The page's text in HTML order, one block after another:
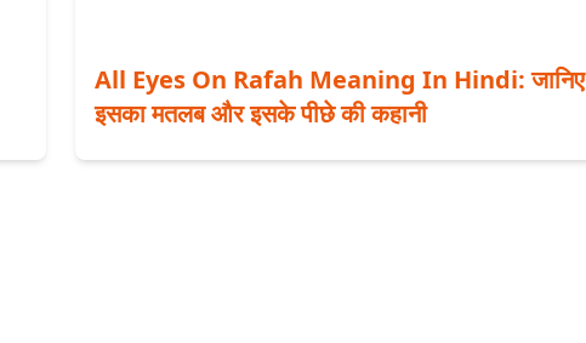
All Eyes On Rafah Meaning In Hindi: जानिए
इसका मतलब और इसके पीछे की कहानी